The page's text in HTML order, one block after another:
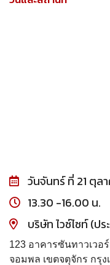
วันจันทร์ ที่ 21 ตุล
13.30 -16.00 น.
บริษัท ไวซ์ไซท์ (ป
123 อาคารซันทาวเวอ
จอมพล เขตจตุจักร กรุ